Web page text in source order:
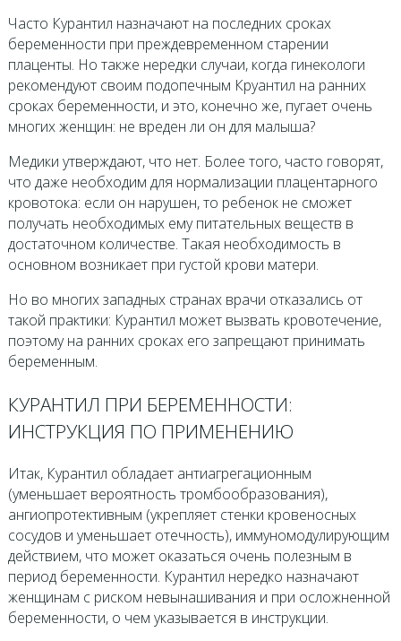
Часто Курантил назначают на последних сроках
беременности при преждевременном старении
плаценты. Но также нередки случаи, когда гинекологи
рекомендуют своим подопечным Круантил на ранних
сроках беременности, и это, конечно же, пугает очень
многих женщин: не вреден ли он для малыша?
Медики утверждают, что нет. Более того, часто говорят,
что даже необходим для нормализации плацентарного
кровотока: если он нарушен, то ребенок не сможет
получать необходимых ему питательных веществ в
достаточном количестве. Такая необходимость в
основном возникает при густой крови матери.
Но во многих западных странах врачи отказались от
такой практики: Курантил может вызвать кровотечение,
поэтому на ранних сроках его запрещают принимать
беременным.
КУРАНТИЛ ПРИ БЕРЕМЕННОСТИ:
ИНСТРУКЦИЯ ПО ПРИМЕНЕНИЮ
Итак, Курантил обладает антиагрегационным
(уменьшает вероятность тромбообразования),
ангиопротективным (укрепляет стенки кровеносных
сосудов и уменьшает отечность), иммуномодулирующим
действием, что может оказаться очень полезным в
период беременности. Курантил нередко назначают
женщинам с риском невынашивания и при осложненной
беременности, о чем указывается в инструкции.